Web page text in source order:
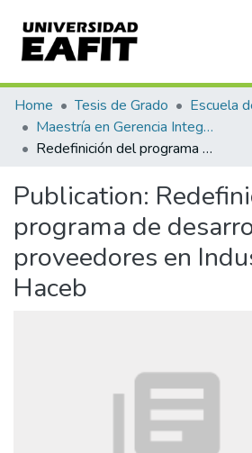
Communities & Collections
All of DSpace
Home Tesis de Grado
Escuela
Maestría en Gerencia Integral por Procesos (tesis)
Redefinición del programa de desarrollo de proveedores en Industrias Haceb
Publication:
programa de
proveedores en
Haceb